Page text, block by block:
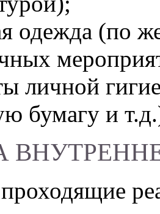
одежда (по
личной
бумагу и